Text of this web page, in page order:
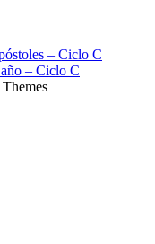
– Ciclo C
– Ciclo C